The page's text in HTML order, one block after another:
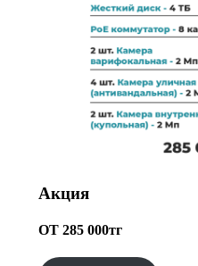
Акция
ОТ 285 000тг